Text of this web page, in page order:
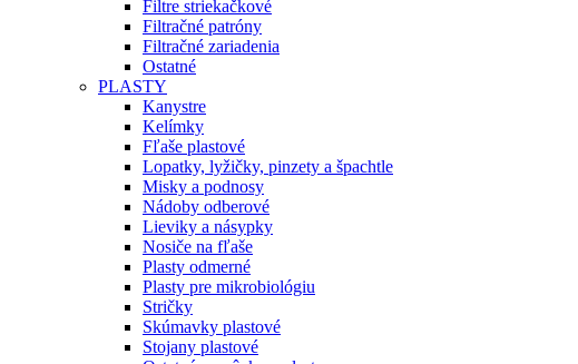
Filtre striekačkové
Filtračné patróny
Filtračné zariadenia
Ostatné
PLASTY
Kanystre
Kelímky
Fľaše plastové
Lopatky, lyžičky, pinzety a špachtle
Misky a podnosy
Nádoby odberové
Lieviky a násypky
Nosiče na fľaše
Plasty odmerné
Plasty pre mikrobiológiu
Stričky
Skúmavky plastové
Stojany plastové